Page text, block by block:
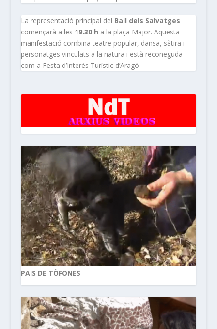
La representació principal del Ball dels Salvatges
començarà a les 19.30 h a la plaça Major. Aquesta
manifestació combina teatre popular, dansa, sàtira i
personatges vinculats a la natura i està reconeguda
com a Festa d’Interès Turístic d’Aragó
PAIS DE TÒFONES